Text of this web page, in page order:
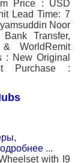
Price : USD
Lead Time: 7
Noor
Transfer,
WorldRemit
: New Original
Purchase :
...
with I9